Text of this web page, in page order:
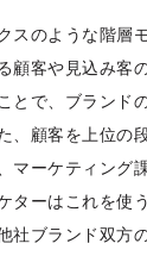
スのような階層
顧客や見込み客
とで、ブランド
、顧客を上位の
マーケティング
ターはこれを使
社ブランド双方